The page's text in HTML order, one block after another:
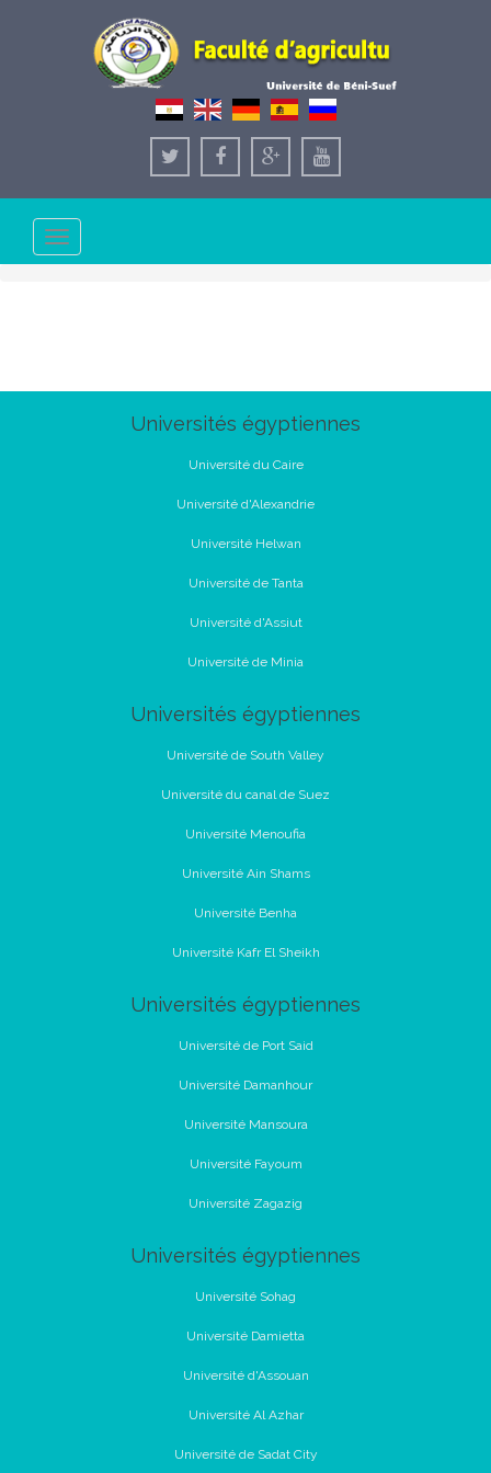
Toggle
navigation
Universités égyptiennes
Université du Caire
Université d'Alexandrie
Université Helwan
Université de Tanta
Université d'Assiut
Université de Minia
Universités égyptiennes
Université de South Valley
Université du canal de Suez
Université Menoufia
Université Ain Shams
Université Benha
Université Kafr El Sheikh
Universités égyptiennes
Université de Port Said
Université Damanhour
Université Mansoura
Université Fayoum
Université Zagazig
Universités égyptiennes
Université Sohag
Université Damietta
Université d'Assouan
Université Al Azhar
Université de Sadat City